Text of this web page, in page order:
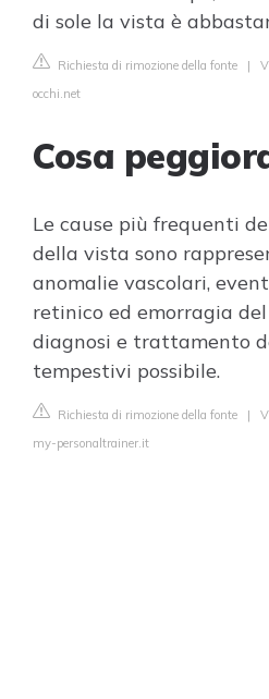
di sole la vista è
Richiesta di rimozione della fonte |
occhi.net
Cosa
Le cause più frequenti
della vista sono
anomalie vascolari,
retinico ed emorragia
diagnosi e trattamento
tempestivi possibile.
Richiesta di rimozione della fonte |
my-personaltrainer.it